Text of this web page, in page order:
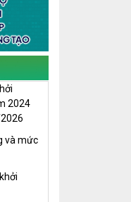
-
2024
và mức